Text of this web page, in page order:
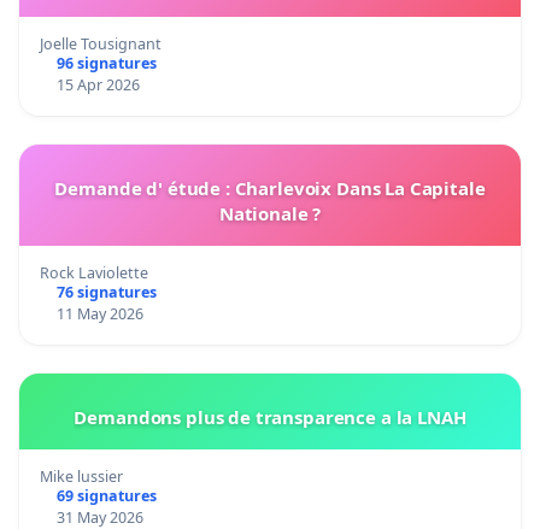
Joelle Tousignant
96 signatures
15 Apr 2026
Demande d' étude : Charlevoix Dans La Capitale
Nationale ?
Rock Laviolette
76 signatures
11 May 2026
Demandons plus de transparence a la LNAH
Mike lussier
69 signatures
31 May 2026